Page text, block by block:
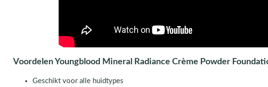
Voordelen Youngblood Mineral Radiance Crème Powder
Geschikt voor alle huidtypes